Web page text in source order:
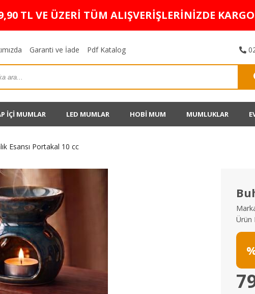
TL VE ÜZERİ TÜM ALIŞVERİŞLERİNİZDE
Garanti ve İade Pdf Katalog
İÇİ MUMLAR LED MUMLAR HOBİ MUM MUMLUKLAR
Esansı Portakal 10 cc
Ürün